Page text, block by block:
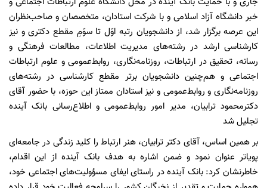
خبر دانشگاه آزاد اسلامی و با شرکت استادان، متخصصان و صاحب‌نظران
این عرصه برگزار شد، از دانشجویان رتبه اوّل تا سوّمِ مقطع دکتری و نیز
کارشناسی ارشد در رشته‌های مدیریت اطلاعات، مطالعات فرهنگی و
رسانه، تحقیق در ارتباطات، روزنامه‌نگاری، روابط‌عمومی و علوم ارتباطات
اجتماعی و هم‌چنین دانشجویان برتر مقطع کارشناسی در رشته‌های
روزنامه‌نگاری و روابط‌عمومی و نیز استادان ممتاز این حوزه، با حضور آقای
دکترمحمود ترابیان، مدیر امور روابط‌عمومی و اطلاع‌رسانی بانک آینده
تجلیل شد
بر همین اساس، آقای دکتر ترابیان، هنر ارتباط را کلید زندگی در جامعه‌ای
پویاتر عنوان نمود و ضمن اشاره به هدف بانک آینده از این اقدام،
خاطرنشان کرد: بانک آینده در راستای ایفای مسؤولیت‌های اجتماعی خود،